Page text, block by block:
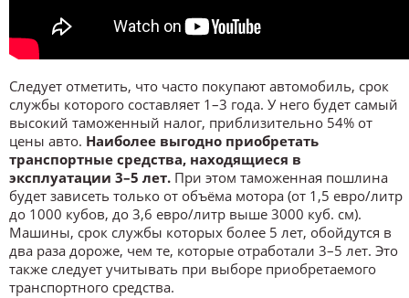
Следует отметить, что часто покупают автомобиль, срок
службы которого составляет 1–3 года. У него будет самый
высокий таможенный налог, приблизительно 54% от
цены авто. Наиболее выгодно приобретать
транспортные средства, находящиеся в
эксплуатации 3–5 лет. При этом таможенная пошлина
будет зависеть только от объёма мотора (от 1,5 евро/литр
до 1000 кубов, до 3,6 евро/литр выше 3000 куб. см).
Машины, срок службы которых более 5 лет, обойдутся в
два раза дороже, чем те, которые отработали 3–5 лет. Это
также следует учитывать при выборе приобретаемого
транспортного средства.